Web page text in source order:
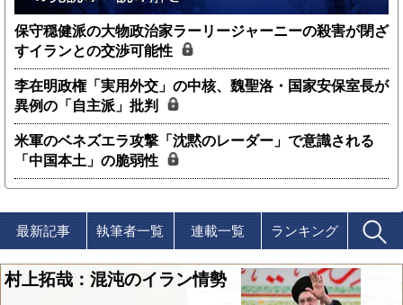
保守穏健派の大物政治家ラーリージャーニーの殺害が閉ざ
すイランとの交渉可能性
李在明政権「実用外交」の中核、魏聖洛・国家安保室長が
異例の「自主派」批判
米軍のベネズエラ攻撃「沈黙のレーダー」で意識される
「中国本土」の脆弱性
最新記事 執筆者一覧 連載一覧 ランキング
村上拓哉：混沌のイラン情勢